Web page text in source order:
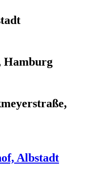
Hamburg
Albstadt